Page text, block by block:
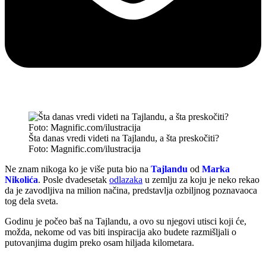
Šta danas vredi videti na Tajlandu, a šta preskočiti?
Foto: Magnific.com/ilustracija
Ne znam nikoga ko je više puta bio na Tajlandu od Marka
Nikolića. Posle dvadesetak odlazaka u zemlju za koju je neko rekao
da je zavodljiva na milion načina, predstavlja ozbiljnog poznavaoca
tog dela sveta.
Godinu je počeo baš na Tajlandu, a ovo su njegovi utisci koji će,
možda, nekome od vas biti inspiracija ako budete razmišljali o
putovanjima dugim preko osam hiljada kilometara.